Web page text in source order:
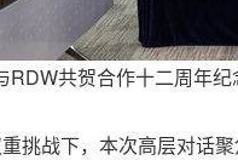
RDW共贺合作十二周年
挑战下，本次高层对话